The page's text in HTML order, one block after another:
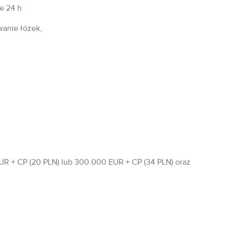
24 h
łóżek,
+ CP (20 PLN) lub 300.000 EUR + CP (34 PLN) oraz